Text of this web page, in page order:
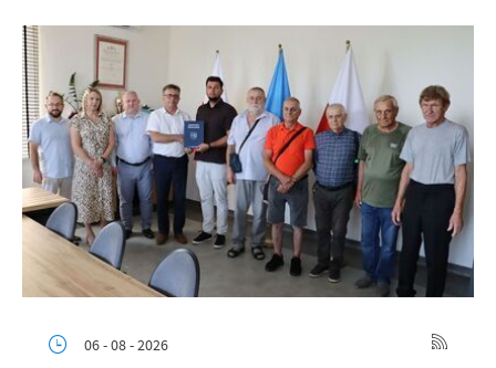
06 - 08 - 2026